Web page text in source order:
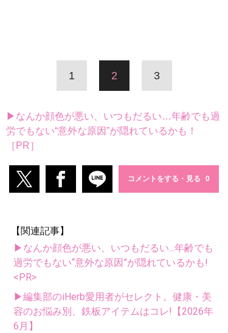
1 2 3
▶なんか顔色が悪い、いつもだるい…年齢でも過
労でもない“意外な原因”が隠れているかも！
［PR］
コメントをする・見る
【関連記事】
▶なんか顔色が悪い、いつもだるい...年齢でも
過労でもない“意外な原因”が隠れているかも!
<PR>
▶編集部のiHerb愛用者がセレクト。健康・美
容のお悩み別、鉄板アイテムはコレ!【2026年
6月】